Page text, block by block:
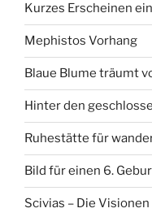
Kurzes Erscheinen
Mephistos Vorhang
Blaue Blume träumt
Hinter den
Ruhestätte für
Bild für einen 6.
Scivias – Die